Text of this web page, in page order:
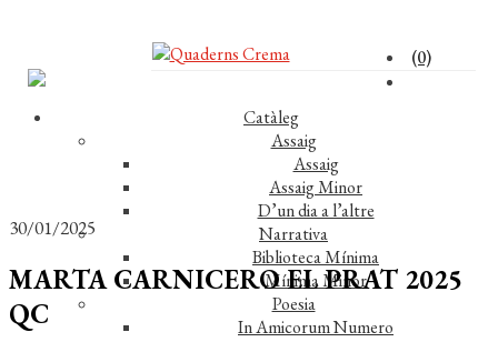
(0)
Catàleg
Assaig
Assaig
Assaig Minor
D’un dia a l’altre
Narrativa
Biblioteca Mínima
Mínima Minor
Poesia
In Amicorum Numero
30/01/2025
MARTA CARNICERO EL PRAT 2025
QC